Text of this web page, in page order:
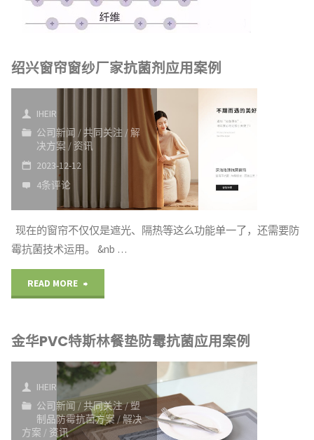
绍兴窗帘窗纱厂家抗菌剂应用案例
IHEIR
公司新闻 /共同关注 /解
决方案 / 资讯
2023-12-12
4条评论
现在的窗帘不仅仅是遮光、隔热等这么功能单一了，还需要防
霉抗菌技术运用。 &nb …
READ MORE
窗
帘
窗
纱
金华PVC特斯林餐垫防霉抗菌应用案例
IHEIR
公司新闻 /共同关注/塑
制品防霉抗菌方案 /解决
方案 / 资讯